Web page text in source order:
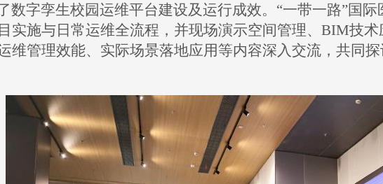
数字孪生校园运维平台建设及运行成效。 “一带一路”国
实施与日常运维全流程，并现场演示空间管理、 BIM技术
维管理效能、实际场景落地应用等内容深入交流，共同